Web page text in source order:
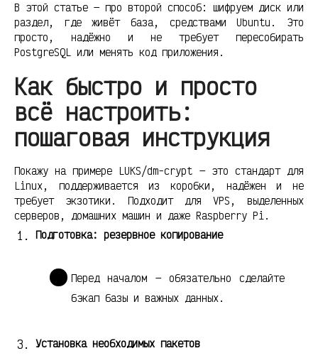
В этой статье — про второй способ: шифруем диск или
раздел, где живёт база, средствами Ubuntu. Это
просто, надёжно и не требует пересобирать
PostgreSQL или менять код приложения.
Как быстро и просто
всё настроить:
пошаговая инструкция
Покажу на примере LUKS/dm-crypt — это стандарт для
Linux, поддерживается из коробки, надёжен и не
требует экзотики. Подходит для VPS, выделенных
серверов, домашних машин и даже Raspberry Pi.
Подготовка: резервное копирование
Перед началом — обязательно сделайте
бэкап базы и важных данных.
Установка необходимых пакетов